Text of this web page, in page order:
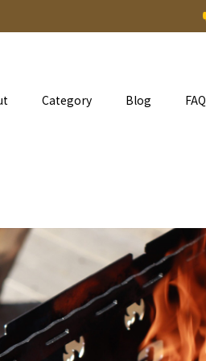
Category Blog FAQ